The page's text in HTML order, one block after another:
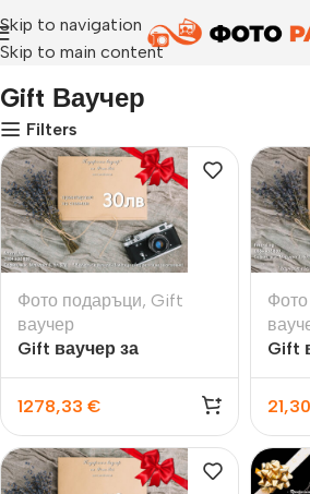
Skip to navigation
Skip to main content
Gift Ваучер
Filters
Фото подаръци, Gift
ваучер
Gift ваучер за
принтиране на снимки
1278,33 €
Gift
21,30